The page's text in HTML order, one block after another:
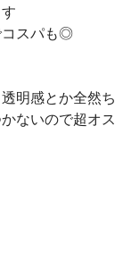
コスパも◎
明感とか全然ち
ないので超オス